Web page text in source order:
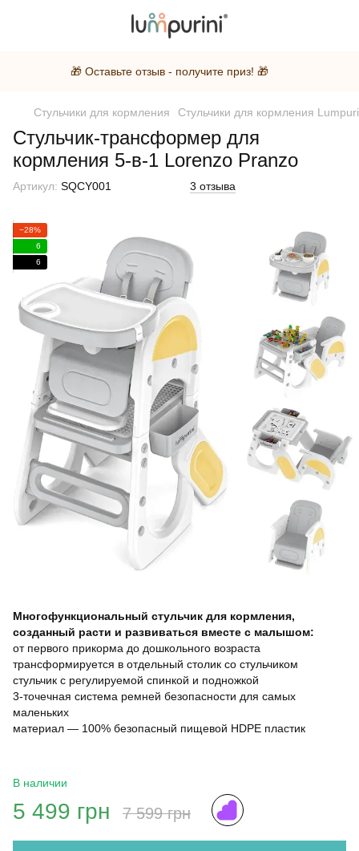
🎁 Оставьте отзыв - получите приз! 🎁
Стульчики для кормления Стульчики для кормления
Стульчик-трансформер для
кормления 5-в-1 Lorenzo Pranzo
Артикул: SQCY001 3 отзыва
−28%
6
6
Многофункциональный стульчик для кормления,
созданный расти и развиваться вместе с малышом:
от первого прикорма до дошкольного возраста
трансформируется в отдельный столик со стульчиком
стульчик с регулируемой спинкой и подножкой
3-точечная система ремней безопасности для самых
маленьких
материал — 100% безопасный пищевой HDPE пластик
В наличии
5 499 грн 7 599 грн